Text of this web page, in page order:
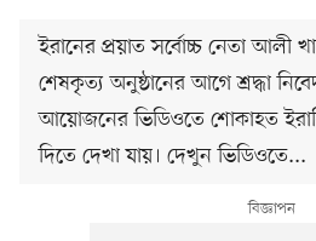
ইরানের প্রয়াত সর্বোচ্চ নেতা আলী
শেষকৃত্য অনুষ্ঠানের আগে শ্রদ্ধা
আয়োজনের ভিডিওতে শোকাহত
দিতে দেখা যায়। দেখুন ভিডিওতে...